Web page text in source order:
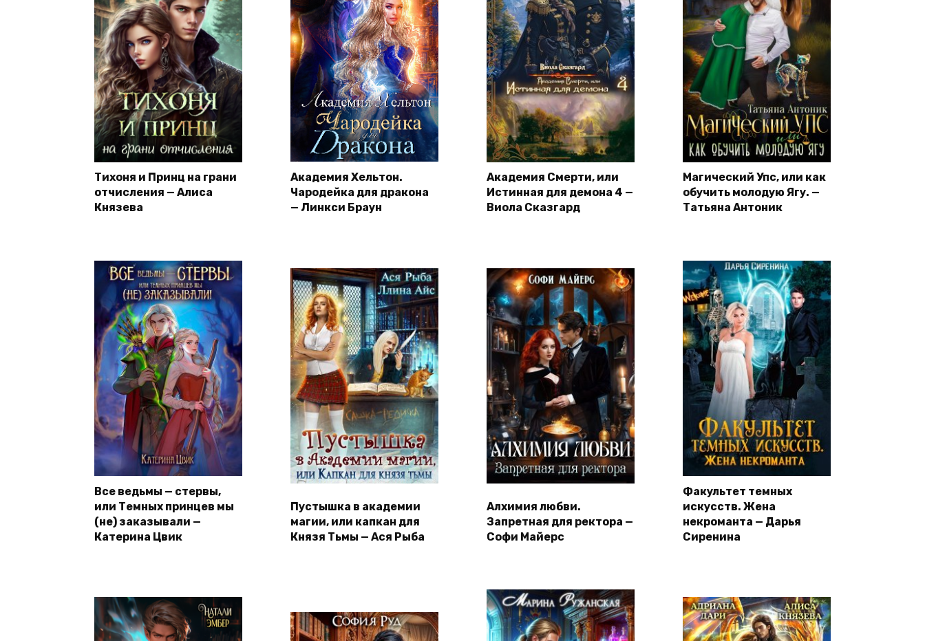
Тихоня и Принц на грани
отчисления — Алиса
Князева
Академия Хельтон.
Чародейка для дракона
— Линкси Браун
Академия Смерти, или
Истинная для демона 4 —
Виола Сказгард
Магический Упс, или как
обучить молодую Ягу. —
Татьяна Антоник
Все ведьмы — стервы,
или Темных принцев мы
(не) заказывали —
Катерина Цвик
Пустышка в академии
магии, или капкан для
Князя Тьмы — Ася Рыба
Алхимия любви.
Запретная для ректора —
Софи Майерс
Факультет темных
искусств. Жена
некроманта — Дарья
Сиренина